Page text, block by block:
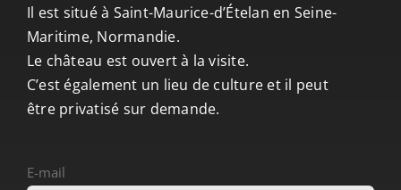
Il est situé à Saint-Maurice-d’Ételan en Seine-
Maritime, Normandie.
Le château est ouvert à la visite.
C’est également un lieu de culture et il peut
être privatisé sur demande.
E-mail